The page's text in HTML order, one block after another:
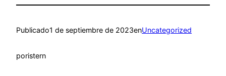
Publicado1 de septiembre de 2023enUncategorized
poristern